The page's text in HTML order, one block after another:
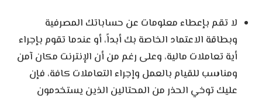
لا تقم بإعطاء معلومات عن حساباتك المصرفية
وبطاقة الاعتماد الخاصة بك أبداً، أو عندما تقوم بإجراء
أية تعاملات مالية، وعلى رغم من أن الإنترنت مكان آمن
ومناسب للقيام بالعمل وإجراء التعاملات كافة، فإن
عليك توخي الحذر من المحتالين الذين يستخدمون